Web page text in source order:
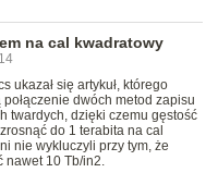
na cal kwadratowy
ukazał się artykuł, którego
dwóch metod zapisu
twardych, dzięki czemu gęstość
do 1 terabita na cal
nie wykluczyli przy tym, że
nawet 10 Tb/in2.